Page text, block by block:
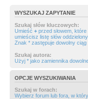
WYSZUKAJ ZAPYTANIE
Szukaj słów kluczowych:
Umieść + przed słowem,
umieścisz listę słów
Znak * zastępuje dowolny ciąg
Szukaj autora:
Użyj * jako zamiennika
OPCJE WYSZUKIWANIA
Szukaj w forach:
Wybierz forum lub fora, w